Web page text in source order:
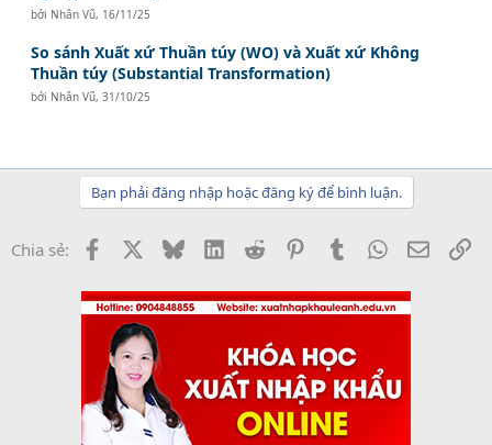
bởi Nhân Vũ, 16/11/25
So sánh Xuất xứ Thuần túy (WO) và Xuất xứ Không
Thuần túy (Substantial Transformation)
bởi Nhân Vũ,31/10/25
Bạn phải đăng nhập hoặc đăng ký để bình luận.
Chia sẻ: Facebook BlueskyLinkedInReddit PinterestTumblrWhatsApp
Email